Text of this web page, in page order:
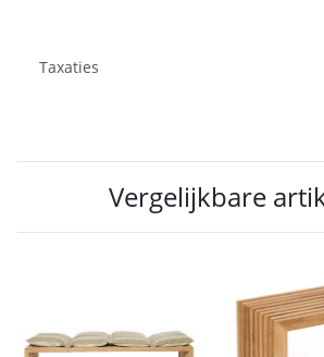
Taxaties
Vergelijkbare